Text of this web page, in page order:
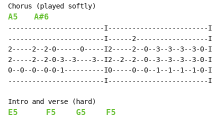
A5 A#6
------------------------I-------------------------I
------------------------I------2------------------I
2-----2--2-0------0-----I2-----2--0--3--3--3--3-0-I
2-----2--2-0-3--3----3--I2--2--2--0--3--3--3--3-0-I
0--0--0--0-0-1----------I0-----0--0--1--1--1--1-0-I
------------------------I-------------------------I
E5 F5 G5 F5